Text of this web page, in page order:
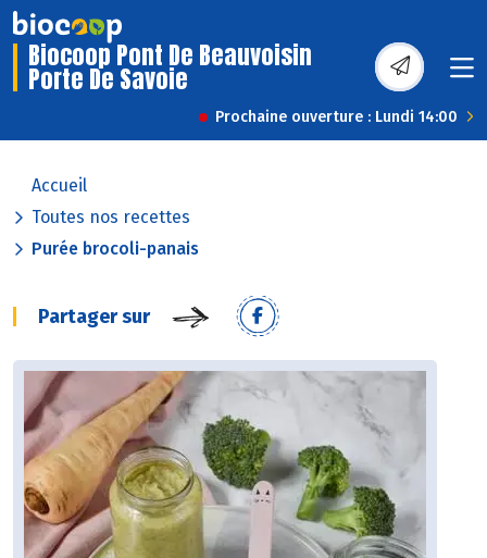
Biocoop Pont De Beauvoisin
Porte De Savoie
Prochaine ouverture : Lundi 14:00
Accueil
Toutes nos recettes
Purée brocoli-panais
Partager sur